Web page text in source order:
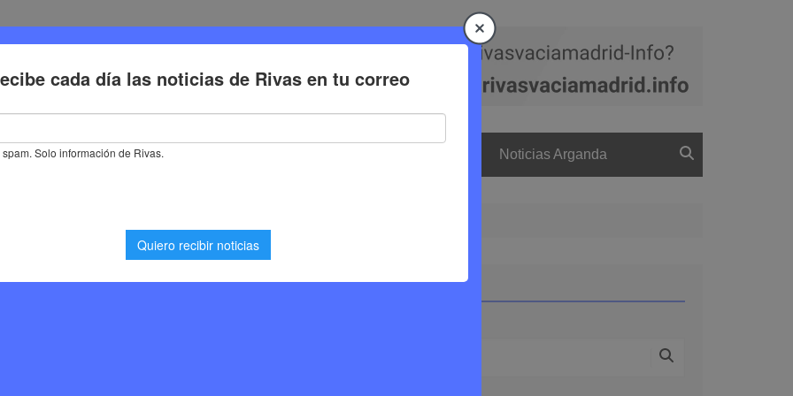
Deporte Cultura Trabajo Noticias Arganda